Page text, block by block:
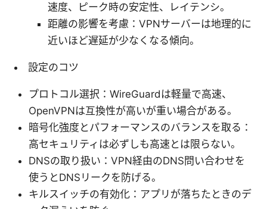
速度、ピーク時の安定性、レイテンシ。
距離の影響を考慮：VPNサーバーは地理的に
近いほど遅延が少なくなる傾向。
設定のコツ
プロトコル選択：WireGuardは軽量で高速、
OpenVPNは互換性が高いが重い場合がある。
暗号化強度とパフォーマンスのバランスを取る：
高セキュリティは必ずしも高速とは限らない。
DNSの取り扱い：VPN経由のDNS問い合わせを
使うとDNSリークを防げる。
キルスイッチの有効化：アプリが落ちたときのデ